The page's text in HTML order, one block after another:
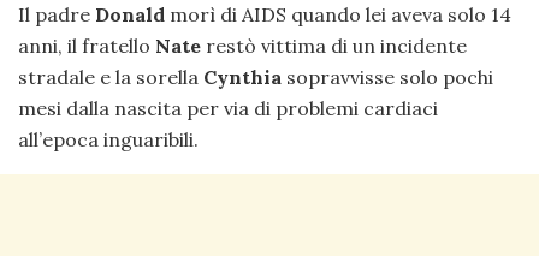
Il padre Donald morì di AIDS quando lei aveva solo 14
anni, il fratello Nate restò vittima di un incidente
stradale e la sorella Cynthia sopravvisse solo pochi
mesi dalla nascita per via di problemi cardiaci
all’epoca inguaribili.